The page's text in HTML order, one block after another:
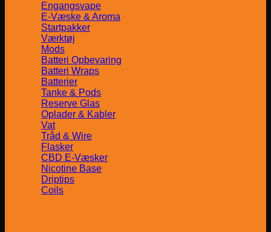
Engangsvape
E-Væske & Aroma
Startpakker
Værktøj
Mods
Batteri Opbevaring
Batteri Wraps
Batterier
Tanke & Pods
Reserve Glas
Oplader & Kabler
Vat
Tråd & Wire
Flasker
CBD E-Væsker
Nicotine Base
Driptips
Coils